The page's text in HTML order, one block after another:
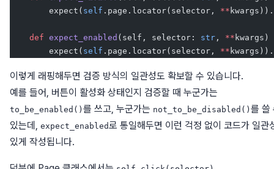
        expect(
self .page.locator(selector, **
    def
expect_enabled (self, selector: str , **
        expect(
self .page.locator(selector, **
이렇게 래핑해두면 검증 방식의 일관성도 확보할 수 있습니다.
예를 들어, 버튼이 활성화 상태인지 검증할 때 누군가는
to_be_enabled() 를 쓰고, 누군가는 not_to_be_disabled() 를 쓸
있는데, expect_enabled로 통일해두면 이런 걱정 없이 코드가 일관
있게 작성됩니다.